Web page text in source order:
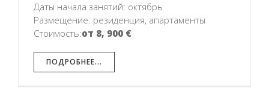
Даты начала занятий: октябрь
Размещение: резиденция, апартаменты
Стоимость:от 8, 900 €
ПОДРОБНЕЕ...